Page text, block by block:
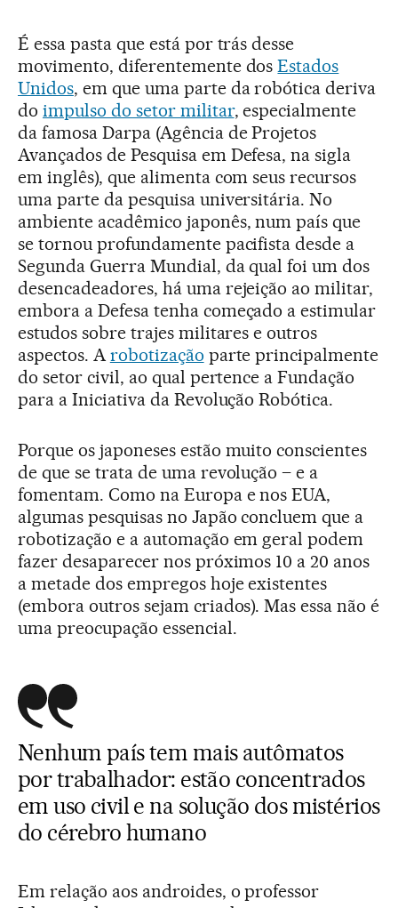
É essa pasta que está por trás desse
movimento, diferentemente dosEstados
Unidos, em que uma parte da robótica deriva
do impulso do setor militar, especialmente
da famosa Darpa (Agência de Projetos
Avançados de Pesquisa em Defesa, na sigla
em inglês), que alimenta com seus recursos
uma parte da pesquisa universitária. No
ambiente acadêmico japonês, num país que
se tornou profundamente pacifista desde a
Segunda Guerra Mundial, da qual foi um dos
desencadeadores, há uma rejeição ao militar,
embora a Defesa tenha começado a estimular
estudos sobre trajes militares e outros
aspectos. Arobotização parte principalmente
do setor civil, ao qual pertence a Fundação
para a Iniciativa da Revolução Robótica.
Porque os japoneses estão muito conscientes
de que se trata de uma revolução – e a
fomentam. Como na Europa e nos EUA,
algumas pesquisas no Japão concluem que a
robotização e a automação em geral podem
fazer desaparecer nos próximos 10 a 20 anos
a metade dos empregos hoje existentes
(embora outros sejam criados). Mas essa não é
uma preocupação essencial.
Nenhum país tem mais autômatos
por trabalhador: estão concentrados
em uso civil e na solução dos mistérios
do cérebro humano
Em relação aos androides, o professor